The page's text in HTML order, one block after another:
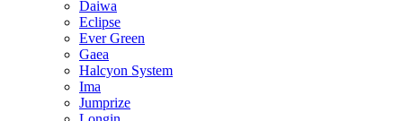
Daiwa
Eclipse
Ever Green
Gaea
Halcyon System
Ima
Jumprize